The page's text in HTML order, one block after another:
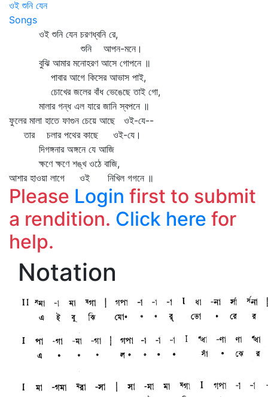
ওই শুনি যেন
Songs
ওই শুনি যেন চরণধ্বনি রে,
শুনি আপন-মনে।
বুঝি আমার মনোহরণ আসে গোপনে ॥
পাবার আগে কিসের আভাস পাই,
চোখের জলের বাঁধ ভেঙেছে তাই গো,
মালার গন্ধ এল যারে জানি স্বপনে ॥
ফুলের মালা হাতে ফাগুন চেয়ে আছে ওই-যে--
তার চলার পথের কাছে ওই-যে।
দিগঙ্গনার অঙ্গনে যে আজি
ক্ষণে ক্ষণে শঙ্খ ওঠে বাজি,
আশার হাওয়া লাগে ওই নিখিল গগনে ॥
Please Login first to submit
a rendition. Click here for
help.
Notation